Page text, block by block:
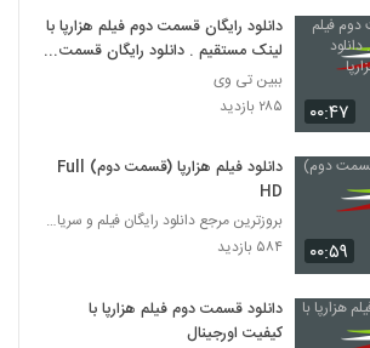
۰۰:۴۷
دانلود رایگان قسمت دوم فیلم هزارپا با
لینک مستقیم . دانلود رایگان قسمت 2
فیلم هزارپا
ببین تی وی
۲۸۵ بازدید
۰۰:۵۹
دانلود فیلم هزارپا (قسمت دوم) Full
HD
بروزترین مرجع دانلود رایگان فیلم و سریال ایرانی
۵۸۴ بازدید
دانلود قسمت دوم فیلم هزارپا با
کیفیت اورجینال